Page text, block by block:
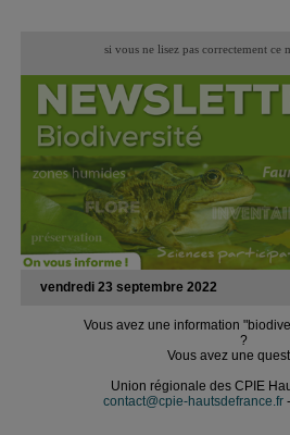
si vous ne lisez pas correctement ce
vendredi 23 septembre 2022
Vous avez une information
?
Vous avez une
Union régionale des CPIE
contact@cpie-hautsdefrance.fr